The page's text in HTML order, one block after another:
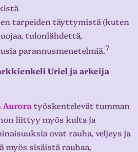
tarpeiden täyttymistä (kuten
tulonlähdettä,
parannusmenetelmiä.7
Uriel ja arkeija
Auroratyöskentelevät tumman
liittyy myös kulta ja
ovat rauha, veljeys ja
myös sisäistä rauhaa,